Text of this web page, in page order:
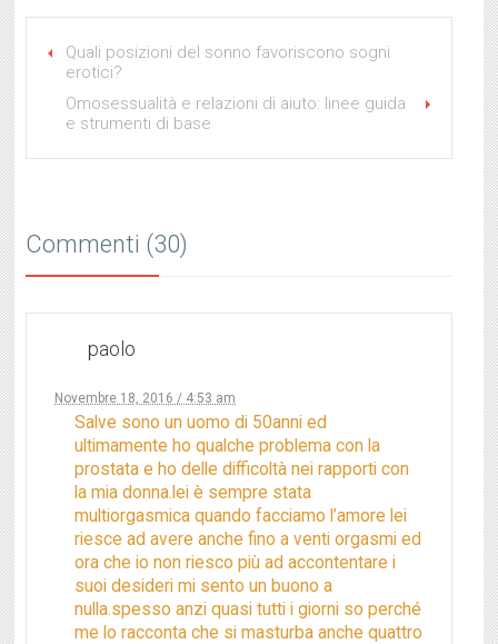
Quali posizioni del sonno favoriscono sogni
erotici?
Omosessualità e relazioni di aiuto: linee guida
e strumenti di base
Commenti (30)
paolo
Novembre 18, 2016 / 4:53 am
Salve sono un uomo di 50anni ed
ultimamente ho qualche problema con la
prostata e ho delle difficoltà nei rapporti con
la mia donna.lei è sempre stata
multiorgasmica quando facciamo l’amore lei
riesce ad avere anche fino a venti orgasmi ed
ora che io non riesco più ad accontentare i
suoi desideri mi sento un buono a
nulla.spesso anzi quasi tutti i giorni so perché
me lo racconta che si masturba anche quattro